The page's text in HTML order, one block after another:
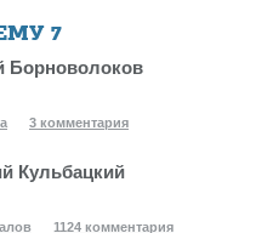
7
Борноволоков
3 комментария
Кульбацкий
1124 комментария